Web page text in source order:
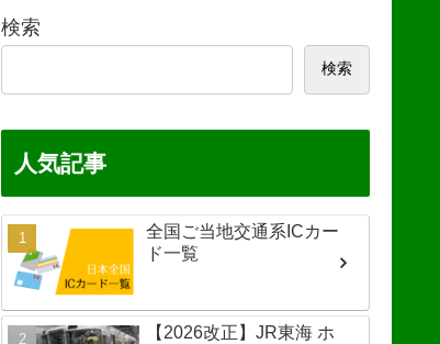
検索
検索
人気記事
全国ご当地交通系ICカー
ド一覧
【2026改正】JR東海 ホ